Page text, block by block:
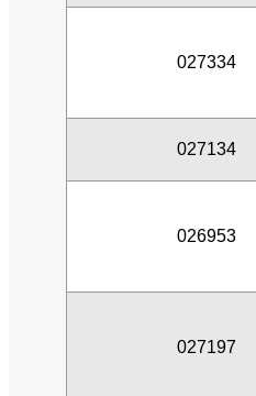
027334
027134
026953
027197